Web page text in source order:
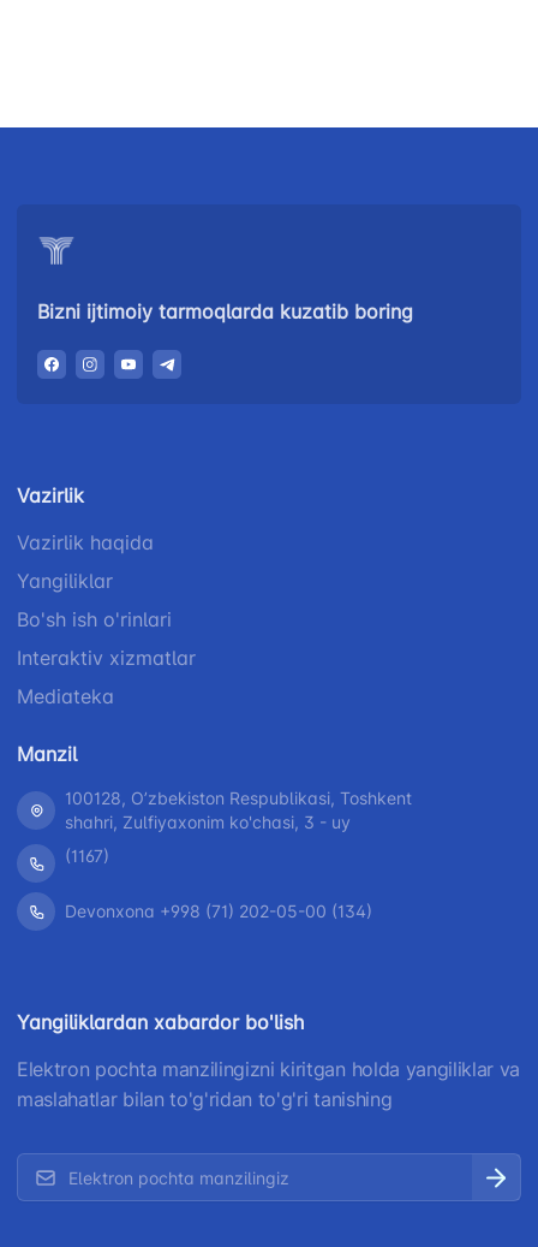
Bizni ijtimoiy tarmoqlarda kuzatib boring
Vazirlik
Vazirlik haqida
Yangiliklar
Bo'sh ish o'rinlari
Interaktiv xizmatlar
Mediateka
Manzil
100128, Oʼzbekiston Respublikasi, Toshkent
shahri, Zulfiyaxonim ko'chasi, 3 - uy
(1167)
Devonxona +998 (71) 202-05-00 (134)
Yangiliklardan xabardor bo'lish
Elektron pochta manzilingizni kiritgan holda yangiliklar va
maslahatlar bilan to'g'ridan to'g'ri tanishing